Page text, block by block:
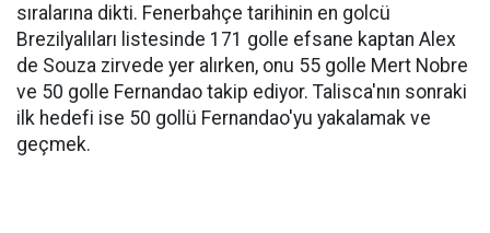
sıralarına dikti. Fenerbahçe tarihinin en golcü
Brezilyalıları listesinde 171 golle efsane kaptan Alex
de Souza zirvede yer alırken, onu 55 golle Mert Nobre
ve 50 golle Fernandao takip ediyor. Talisca'nın sonraki
ilk hedefi ise 50 gollü Fernandao'yu yakalamak ve
geçmek.